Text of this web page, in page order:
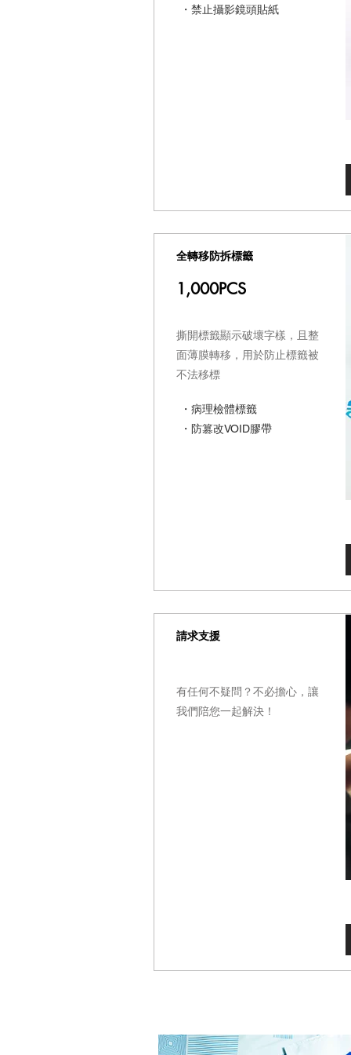
・禁止攝影鏡頭貼紙
全轉移防拆標籤
1,000PCS
撕開標籤顯示破壞字樣，且整
面薄膜轉移，用於防止標籤被
不法移標
・病理檢體標籤
・防篡改VOID膠帶
請求支援
有任何不疑問？不必擔心，讓
我們陪您一起解決！